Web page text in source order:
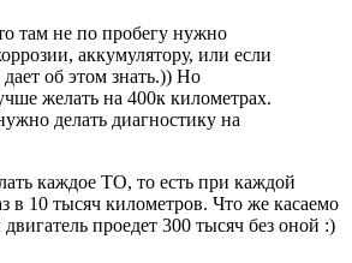
там не по пробегу нужно
аккумулятору, или если
об этом знать.)) Но
желать на 400к километрах.
делать диагностику на
каждое ТО, то есть при каждой
в 10 тысяч километров. Что же касаемо
проедет 300 тысяч без оной :)